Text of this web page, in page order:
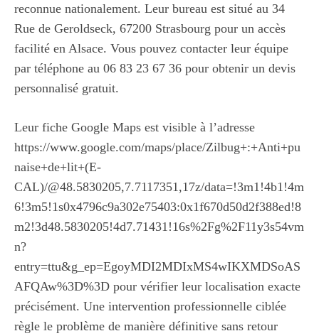
reconnue nationalement. Leur bureau est situé au 34
Rue de Geroldseck, 67200 Strasbourg pour un accès
facilité en Alsace. Vous pouvez contacter leur équipe
par téléphone au 06 83 23 67 36 pour obtenir un devis
personnalisé gratuit.
Leur fiche Google Maps est visible à l’adresse
https://www.google.com/maps/place/Zilbug+:+Anti+pu
naise+de+lit+(E-
CAL)/@48.5830205,7.7117351,17z/data=!3m1!4b1!4m
6!3m5!1s0x4796c9a302e75403:0x1f670d50d2f388ed!8
m2!3d48.5830205!4d7.71431!16s%2Fg%2F11y3s54vm
n?
entry=ttu&g_ep=EgoyMDI2MDIxMS4wIKXMDSoAS
AFQAw%3D%3D pour vérifier leur localisation exacte
précisément. Une intervention professionnelle ciblée
règle le problème de manière définitive sans retour